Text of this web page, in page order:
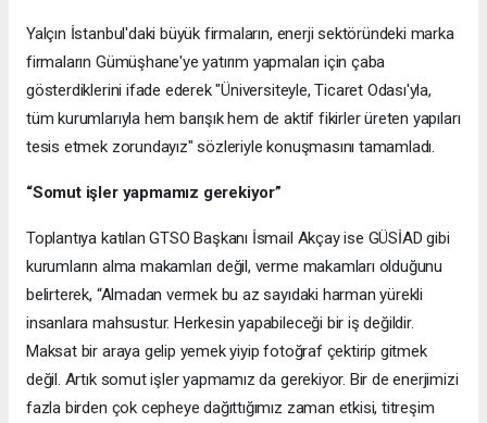
Yalçın İstanbul'daki büyük firmaların, enerji sektöründeki marka
firmaların Gümüşhane'ye yatırım yapmaları için çaba
gösterdiklerini ifade ederek "Üniversiteyle, Ticaret Odası'yla,
tüm kurumlarıyla hem barışık hem de aktif fikirler üreten yapıları
tesis etmek zorundayız" sözleriyle konuşmasını tamamladı.
“Somut işler yapmamız gerekiyor”
Toplantıya katılan GTSO Başkanı İsmail Akçay ise GÜSİAD gibi
kurumların alma makamları değil, verme makamları olduğunu
belirterek, “Almadan vermek bu az sayıdaki harman yürekli
insanlara mahsustur. Herkesin yapabileceği bir iş değildir.
Maksat bir araya gelip yemek yiyip fotoğraf çektirip gitmek
değil. Artık somut işler yapmamız da gerekiyor. Bir de enerjimizi
fazla birden çok cepheye dağıttığımız zaman etkisi, titreşim